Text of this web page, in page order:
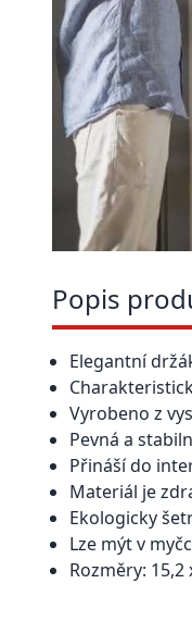
Popis
Elegantní
Vyrobeno z
Pevná a
Přináší do
Materiál je
Ekologicky
Lze mýt v
Rozměry: 15,2